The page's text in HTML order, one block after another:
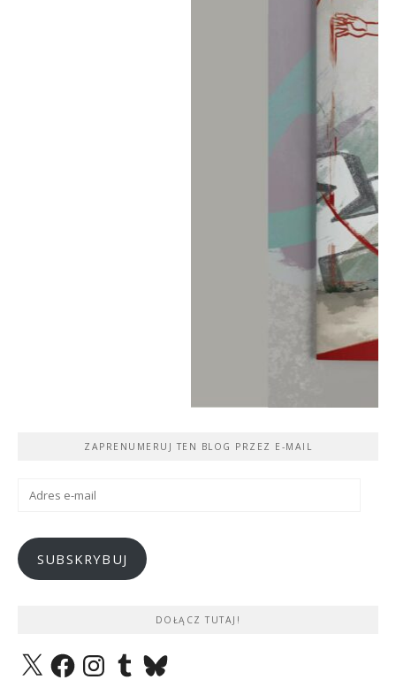
ZAPRENUMERUJ TEN BLOG PRZEZ E-MAIL
Adres
SUBSKRYBUJ
DOŁĄCZ TUTAJ!
X FacebookInstagramTumblrBluesky